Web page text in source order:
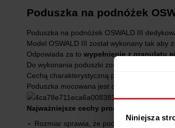
Niniejsza
Poduszka na podnóżek
Poduszka na podnóżek OSWALD III
Model OSWALD III został wykonany tak aby
Odpowiada za to wypełnienie z granulatu
Do wykonania poduszki zostały użyte
Cechą charakterystyczną poduszki OSWALD
Poduszka mocowana jest do podnóżka
za
Najważniejsze cechy produktu:
Rozmiar sprawia, że poduszka idealnie